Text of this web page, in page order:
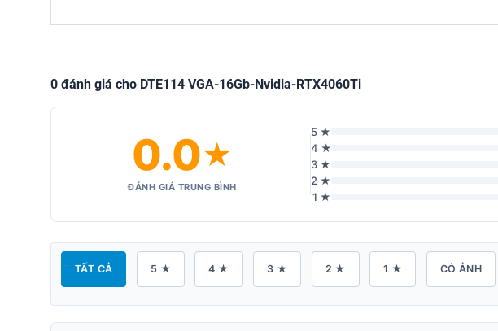
0 đánh giá cho DTE114 VGA-16Gb-Nvidia-RTX4060Ti
0.0★
ĐÁNH GIÁ TRUNG BÌNH
5 ★
4 ★
3 ★
2 ★
1 ★
TẤT CẢ 5 ★ 4 ★ 3 ★ 2 ★ 1 ★ CÓ ẢNH